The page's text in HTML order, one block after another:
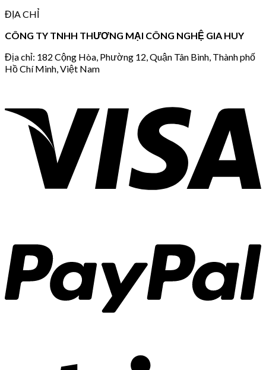
ĐỊA CHỈ
CÔNG TY TNHH THƯƠNG MẠI CÔNG NGHỆ GIA HUY
Địa chỉ: 182 Cộng Hòa, Phường 12, Quận Tân Bình, Thành phố
Hồ Chí Minh, Việt Nam